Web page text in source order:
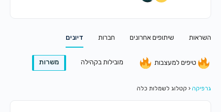
השראות שיתופים אחרונים חברות דיונים
טיפים למעצבות מובילות בקהילה משרות
גרפיקה ‹ קטלוג לשמלות כלה